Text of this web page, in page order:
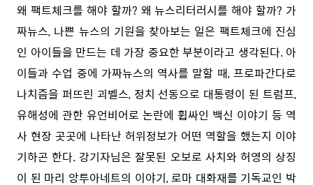
왜 팩트체크를 해야 할까? 왜 뉴스리터러시를 해야 할까? 가
짜뉴스, 나쁜 뉴스의 기원을 찾아보는 일은 팩트체크에 진심
인 아이들을 만드는 데 가장 중요한 부분이라고 생각된다. 아
이들과 수업 중에 가짜뉴스의 역사를 말할 때, 프로파간다로
나치즘을 퍼뜨린 괴벨스, 정치 선동으로 대통령이 된 트럼프,
유해성에 관한 유언비어로 논란에 휩싸인 백신 이야기 등 역
사 현장 곳곳에 나타난 허위정보가 어떤 역할을 했는지 이야
기하곤 한다. 강기자님은 잘못된 오보로 사치와 허영의 상징
이 된 마리 앙투아네트의 이야기, 로마 대화재를 기독교인 박